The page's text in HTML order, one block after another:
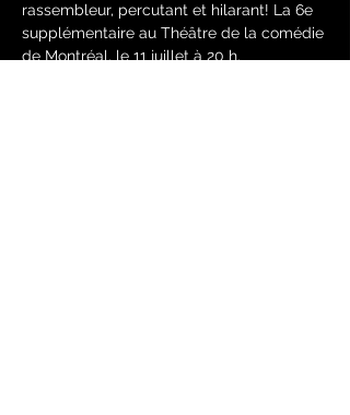
rassembleur, percutant et hilarant! La 6e
supplémentaire au Théâtre de la comédie
de Montréal, le 11 juillet à 20 h.